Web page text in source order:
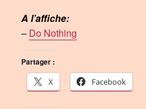
A l’affiche:
– Do Nothing
Partager :
X
Facebook